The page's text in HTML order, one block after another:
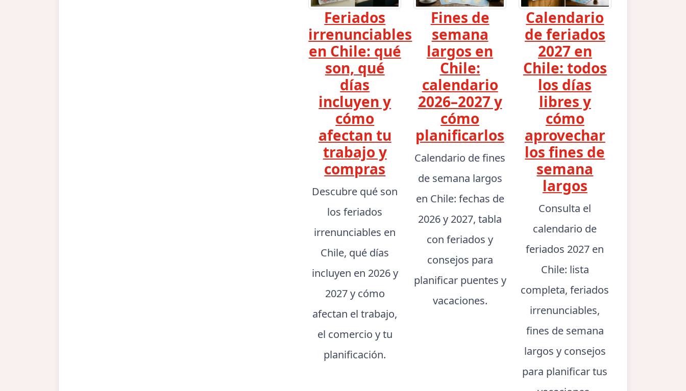
Feriados
irrenunciables
en Chile: qué
son, qué
días
incluyen y
cómo
afectan tu
trabajo y
compras
Descubre qué son
los feriados
irrenunciables en
Chile, qué días
incluyen en 2026 y
2027 y cómo
afectan el trabajo,
el comercio y tu
planificación.
Fines de
semana
largos en
Chile:
calendario
2026–2027 y
cómo
planificarlos
Calendario de fines
de semana largos
en Chile: fechas de
2026 y 2027, tabla
con feriados y
consejos para
planificar puentes y
vacaciones.
Calendario
de feriados
2027 en
Chile: todos
los días
libres y
cómo
aprovechar
los fines de
semana
largos
Consulta el
calendario de
feriados 2027 en
Chile: lista
completa, feriados
irrenunciables,
fines de semana
largos y consejos
para planificar tus